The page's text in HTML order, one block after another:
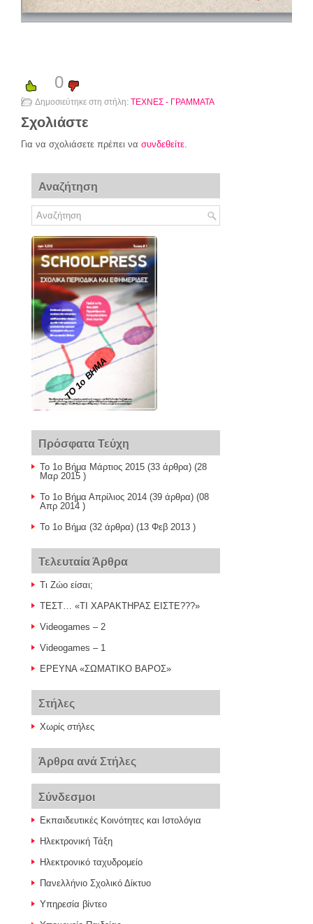
0
Δημοσιεύτηκε στη στήλη: ΤΕΧΝΕΣ - ΓΡΑΜΜΑΤΑ
Σχολιάστε
Για να σχολιάσετε πρέπει να συνδεθείτε.
Αναζήτηση
ΤΟ 1ο ΒΗΜΑ
Πρόσφατα Τεύχη
Το 1ο Βήμα Μάρτιος 2015 (33 άρθρα) (28
Μαρ 2015 )
Το 1ο Βήμα Απρίλιος 2014 (39 άρθρα) (08
Απρ 2014 )
Το 1ο Βήμα (32 άρθρα) (13 Φεβ 2013 )
Τελευταία Άρθρα
Τι Ζώο είσαι;
ΤΕΣΤ… «ΤΙ ΧΑΡΑΚΤΗΡΑΣ ΕΙΣΤΕ???»
Videogames – 2
Videogames – 1
ΕΡΕΥΝΑ «ΣΩΜΑΤΙΚΟ ΒΑΡΟΣ»
Στήλες
Χωρίς στήλες
Άρθρα ανά Στήλες
Σύνδεσμοι
Εκπαιδευτικές Κοινότητες και Ιστολόγια
Ηλεκτρονική Τάξη
Ηλεκτρονικό ταχυδρομείο
Πανελλήνιο Σχολικό Δίκτυο
Υπηρεσία βίντεο